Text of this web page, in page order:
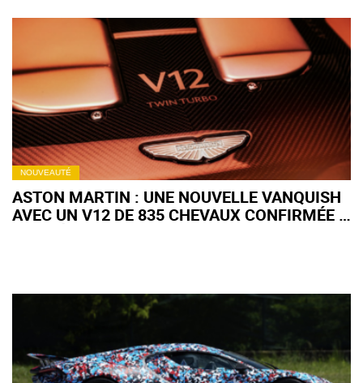
EN VÉRITABLE DÉMON
(+ IMAGES)
NOUVEAUTÉ
ASTON MARTIN : UNE NOUVELLE VANQUISH
AVEC UN V12 DE 835 CHEVAUX CONFIRMÉE ?